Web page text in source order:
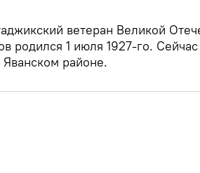
ветеран Великой
родился 1 июля 1927-го.
районе.